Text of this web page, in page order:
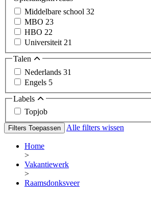
Middelbare school 32
MBO 23
HBO 22
Universiteit 21
Talen
Nederlands 31
Engels 5
Labels
Topjob
Filters Toepassen Alle filters wissen
Home
>
Vakantiewerk
>
Raamsdonksveer